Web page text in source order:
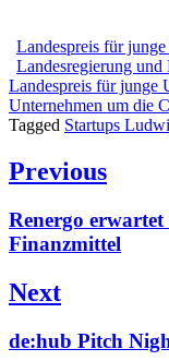
Landespreis für
Landesregierung
Landespreis für junge
Unternehmen um die
Tagged Startups
Previous
Previous
post:
Renergo
Finanzmittel
Next
Next
de:hub Pitch